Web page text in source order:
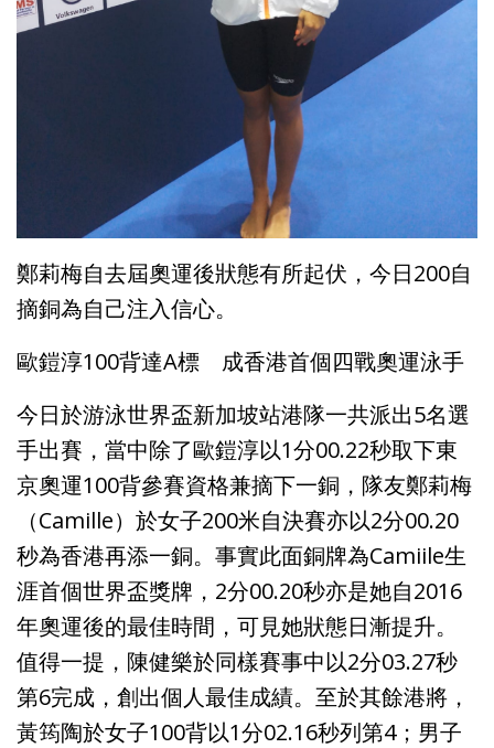
鄭莉梅自去屆奧運後狀態有所起伏，今日200自
摘銅為自己注入信心。
歐鎧淳100背達A標 成香港首個四戰奧運泳手
今日於游泳世界盃新加坡站港隊一共派出5名選
手出賽，當中除了歐鎧淳以1分00.22秒取下東
京奧運100背參賽資格兼摘下一銅，隊友鄭莉梅
（Camille）於女子200米自決賽亦以2分00.20
秒為香港再添一銅。事實此面銅牌為Camiile生
涯首個世界盃獎牌，2分00.20秒亦是她自2016
年奧運後的最佳時間，可見她狀態日漸提升。
值得一提，陳健樂於同樣賽事中以2分03.27秒
第6完成，創出個人最佳成績。至於其餘港將，
黃筠陶於女子100背以1分02.16秒列第4；男子